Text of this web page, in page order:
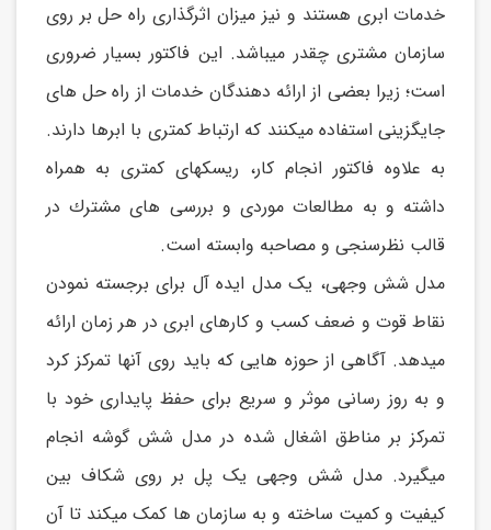
خدمات ابری هستند و نیز میزان اثرگذاری راه حل بر روی
سازمان مشتری چقدر میباشد. این فاکتور بسیار ضروری
است؛ زیرا بعضی از ارائه دهندگان خدمات از راه حل های
جایگزینی استفاده میکنند که ارتباط کمتری با ابرها دارند.
به علاوه فاکتور انجام کار، ریسکهای کمتری به همراه
داشته و به مطالعات موردی و بررسی های مشترك در
قالب نظرسنجی و مصاحبه وابسته است.
مدل شش وجهی، یک مدل ایده آل برای برجسته نمودن
نقاط قوت و ضعف کسب و کارهای ابری در هر زمان ارائه
میدهد. آگاهی از حوزه هایی که باید روی آنها تمرکز کرد
و به روز رسانی موثر و سریع برای حفظ پایداری خود با
تمرکز بر مناطق اشغال شده در مدل شش گوشه انجام
میگیرد. مدل شش وجهی یک پل بر روی شکاف بین
کیفیت و کمیت ساخته و به سازمان ها کمک میکند تا آن